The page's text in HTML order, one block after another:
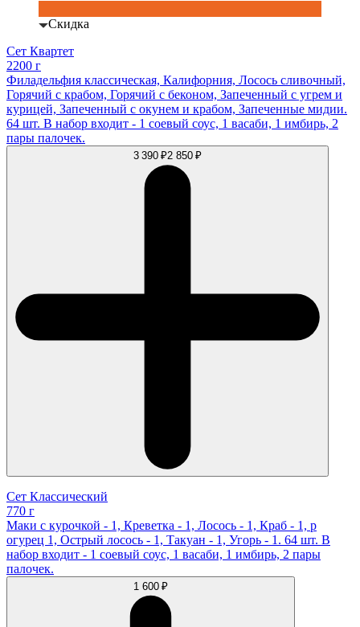
Скидка
Сет Квартет
2200 г
Филадельфия классическая, Калифорния, Лосось сливочный,
Горячий с крабом, Горячий с беконом, Запеченный с угрем и
курицей, Запеченный с окунем и крабом, Запеченные мидии.
64 шт. В набор входит - 1 соевый соус, 1 васаби, 1 имбирь, 2
пары палочек.
3 390 ₽2 850 ₽
Сет Классический
770 г
Маки с курочкой - 1, Креветка - 1, Лосось - 1, Краб - 1, р
огурец 1, Острый лосось - 1, Такуан - 1, Угорь - 1. 64 шт. В
набор входит - 1 соевый соус, 1 васаби, 1 имбирь, 2 пары
палочек.
1 600 ₽